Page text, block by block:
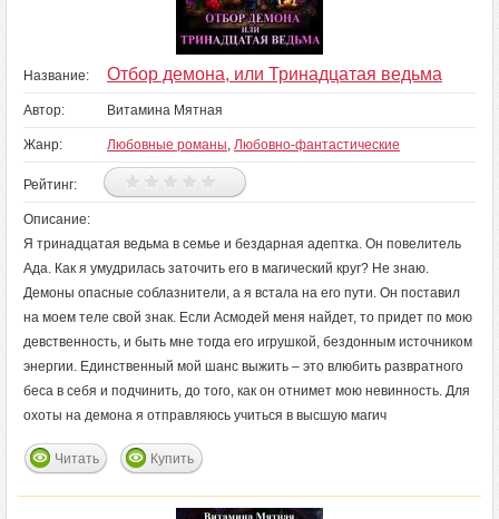
Название: Отбор демона, или Тринадцатая ведьма
Автор: Витамина Мятная
Жанр: Любовные романы, Любовно-фантастические
Рейтинг:
Описание:
Я тринадцатая ведьма в семье и бездарная адептка. Он повелитель
Ада. Как я умудрилась заточить его в магический круг? Не знаю.
Демоны опасные соблазнители, а я встала на его пути. Он поставил
на моем теле свой знак. Если Асмодей меня найдет, то придет по мою
девственность, и быть мне тогда его игрушкой, бездонным источником
энергии. Единственный мой шанс выжить – это влюбить развратного
беса в себя и подчинить, до того, как он отнимет мою невинность. Для
охоты на демона я отправляюсь учиться в высшую магич
Читать Купить